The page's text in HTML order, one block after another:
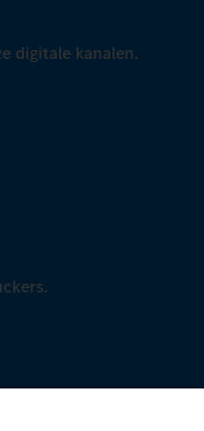
digitale kanalen.